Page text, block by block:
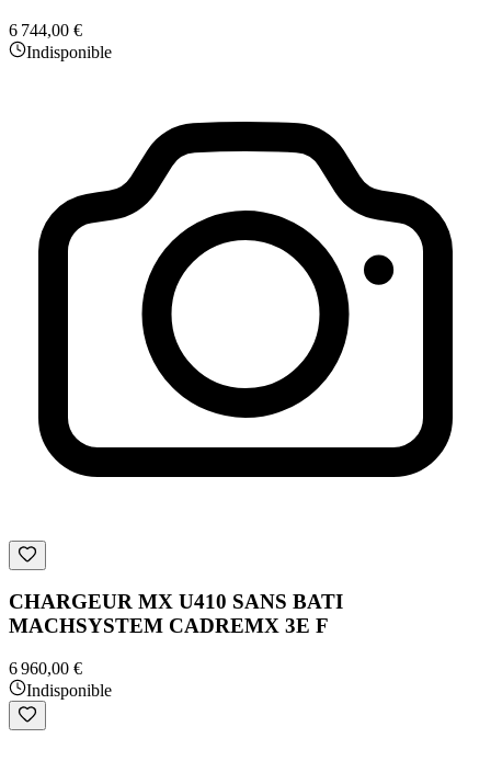
6 744,00 €
Indisponible
CHARGEUR MX U410 SANS BATI
MACHSYSTEM CADREMX 3E F
6 960,00 €
Indisponible